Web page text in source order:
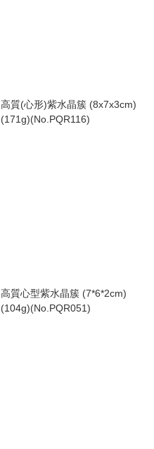
高質(心形)紫水晶簇 (8x7x3cm)
(171g)(No.PQR116)
高質心型紫水晶簇 (7*6*2cm)
(104g)(No.PQR051)